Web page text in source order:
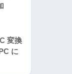
変換
に